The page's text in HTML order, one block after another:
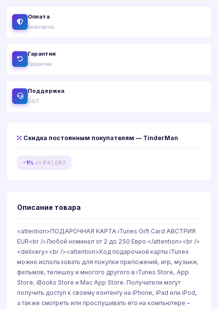
Оплата
Безопасно
Гарантия
Гарантия
Поддержка
24/7
Скидка постоянным покупателям — TinderMan
-1% от ₽41,083
Описание товара
<attention>ПОДАРОЧНАЯ КАРТА iTunes Gift Card АВСТРИЯ
EUR<br />Любой номинал от 2 до 250 Евро.</attention><br />
<delivery><br /><attention>Код подарочной карты iTunes
можно использовать для покупки приложений, игр, музыки,
фильмов, телешоу и многого другого в iTunes Store, App
Store, iBooks Store и Mac App Store. Получатели могут
получить доступ к своему контенту на iPhone, iPad или iPod,
а также смотреть или прослушивать его на компьютере –